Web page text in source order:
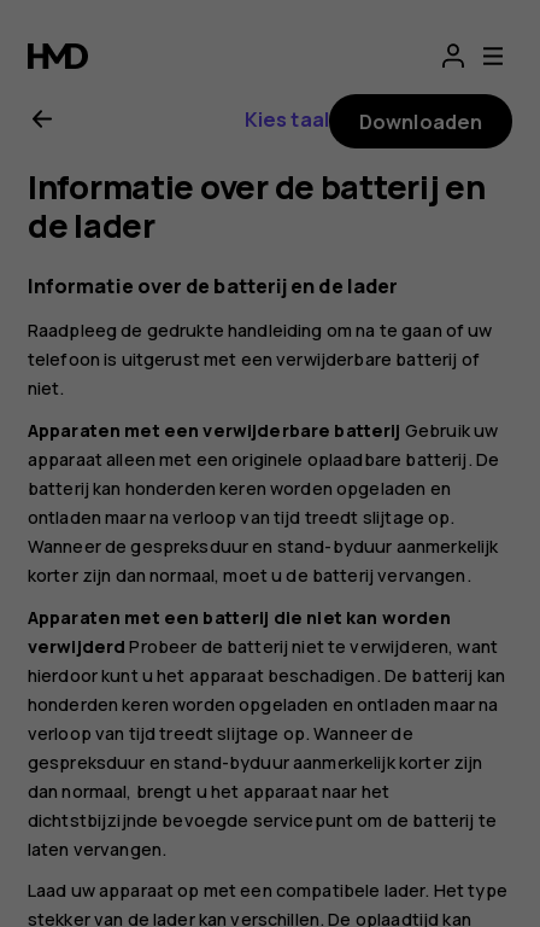
voor
Nokia
8.1
Kies taal Downloaden
Informatie over de batterij en
de lader
Informatie over de batterij en de lader
Raadpleeg de gedrukte handleiding om na te gaan of uw
telefoon is uitgerust met een verwijderbare batterij of
niet.
Apparaten met een verwijderbare batterij Gebruik uw
apparaat alleen met een originele oplaadbare batterij. De
batterij kan honderden keren worden opgeladen en
ontladen maar na verloop van tijd treedt slijtage op.
Wanneer de gespreksduur en stand-byduur aanmerkelijk
korter zijn dan normaal, moet u de batterij vervangen.
Apparaten met een batterij die niet kan worden
verwijderd Probeer de batterij niet te verwijderen, want
hierdoor kunt u het apparaat beschadigen. De batterij kan
honderden keren worden opgeladen en ontladen maar na
verloop van tijd treedt slijtage op. Wanneer de
gespreksduur en stand-byduur aanmerkelijk korter zijn
dan normaal, brengt u het apparaat naar het
dichtstbijzijnde bevoegde servicepunt om de batterij te
laten vervangen.
Laad uw apparaat op met een compatibele lader. Het type
stekker van de lader kan verschillen. De oplaadtijd kan